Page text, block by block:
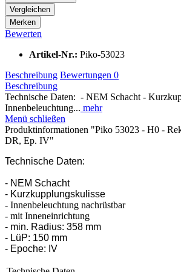
Vergleichen
Merken
Bewerten
Artikel-Nr.: Piko-53023
Beschreibung Bewertungen 0
Beschreibung
Technische Daten: - NEM Schacht -
Innenbeleuchtung... mehr
Menü schließen
Produktinformationen "Piko 53023 - H0 -
DR, Ep. IV"
Technische Daten:
- NEM Schacht
- Kurzkupplungskulisse
- Innenbeleuchtung nachrüstbar
- mit Inneneinrichtung
- min. Radius: 358 mm
- LüP: 150 mm
- Epoche: IV